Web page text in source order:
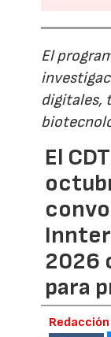
El
digitales,
El
2026
para